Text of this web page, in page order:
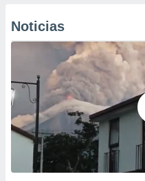
Noticias